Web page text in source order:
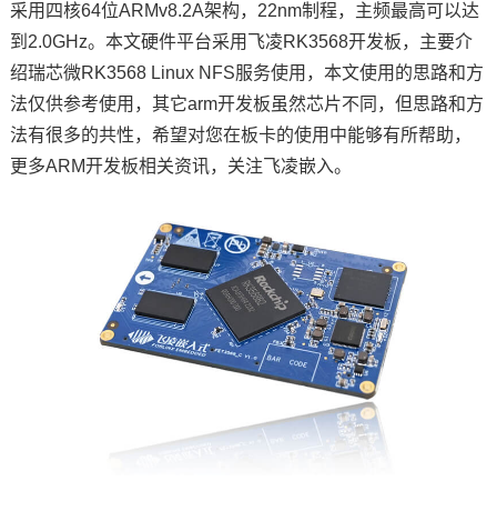
新闻中心
采用四核64位ARMv8.2A架构，22nm制程，主频最高可以达
到2.0GHz。本文硬件平台采用 飞凌RK3568开发板，主要介
绍瑞芯微RK3568 Linux NFS服务使用 ，本文使用的思路和方
法仅供参考使用，其它arm开发板虽然芯片不同，但思路和方
法有很多的共性，希望对您在板卡的使用中能够有所帮助，
更多ARM开发板相关资讯，关注飞凌嵌入。